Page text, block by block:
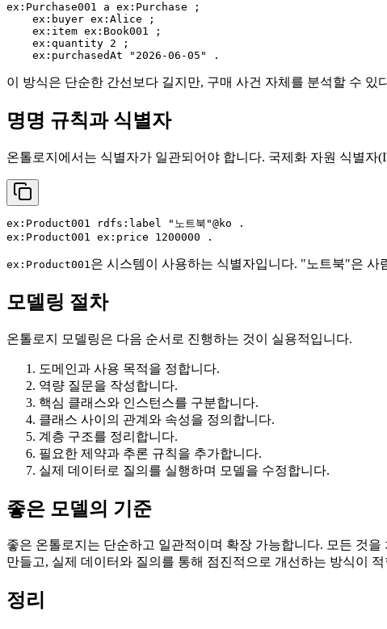
ex:Purchase001 a ex:Purchase ;
    ex:buyer ex:Alice ;
    ex:item ex:Book001 ;
    ex:quantity 2 ;
이 방식은 단순한 간선보다 길지만, 구매 사건 자체를 분석할 수 있
명명 규칙과 식별자
온톨로지에서는 식별자가 일관되어야 합니다. 국제화 자원 식별
ex:Product001 rdfs:label "노트북"@ko .
ex:Product001 은 시스템이 사용하는 식별자입니다. "노트북"은
모델링 절차
온톨로지 모델링은 다음 순서로 진행하는 것이 실용적입니다.
도메인과 사용 목적을 정합니다.
역량 질문을 작성합니다.
핵심 클래스와 인스턴스를 구분합니다.
클래스 사이의 관계와 속성을 정의합니다.
계층 구조를 정리합니다.
필요한 제약과 추론 규칙을 추가합니다.
실제 데이터로 질의를 실행하며 모델을 수정합니다.
좋은 모델의 기준
좋은 온톨로지는 단순하고 일관적이며 확장 가능합니다. 모든 것
만들고, 실제 데이터와 질의를 통해 점진적으로 개선하는 방식이
정리